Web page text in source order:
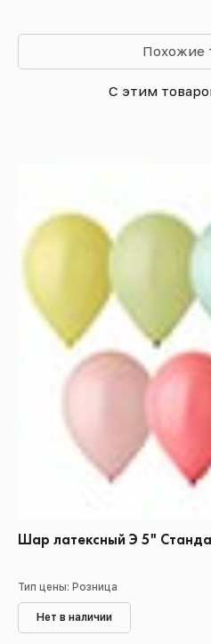
Похожие
С этим
Шар латексный Э 5"
Тип цены: Розница
Нет в наличии